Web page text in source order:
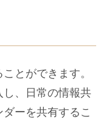
とができます。
、日常の情報共
ーを共有するこ